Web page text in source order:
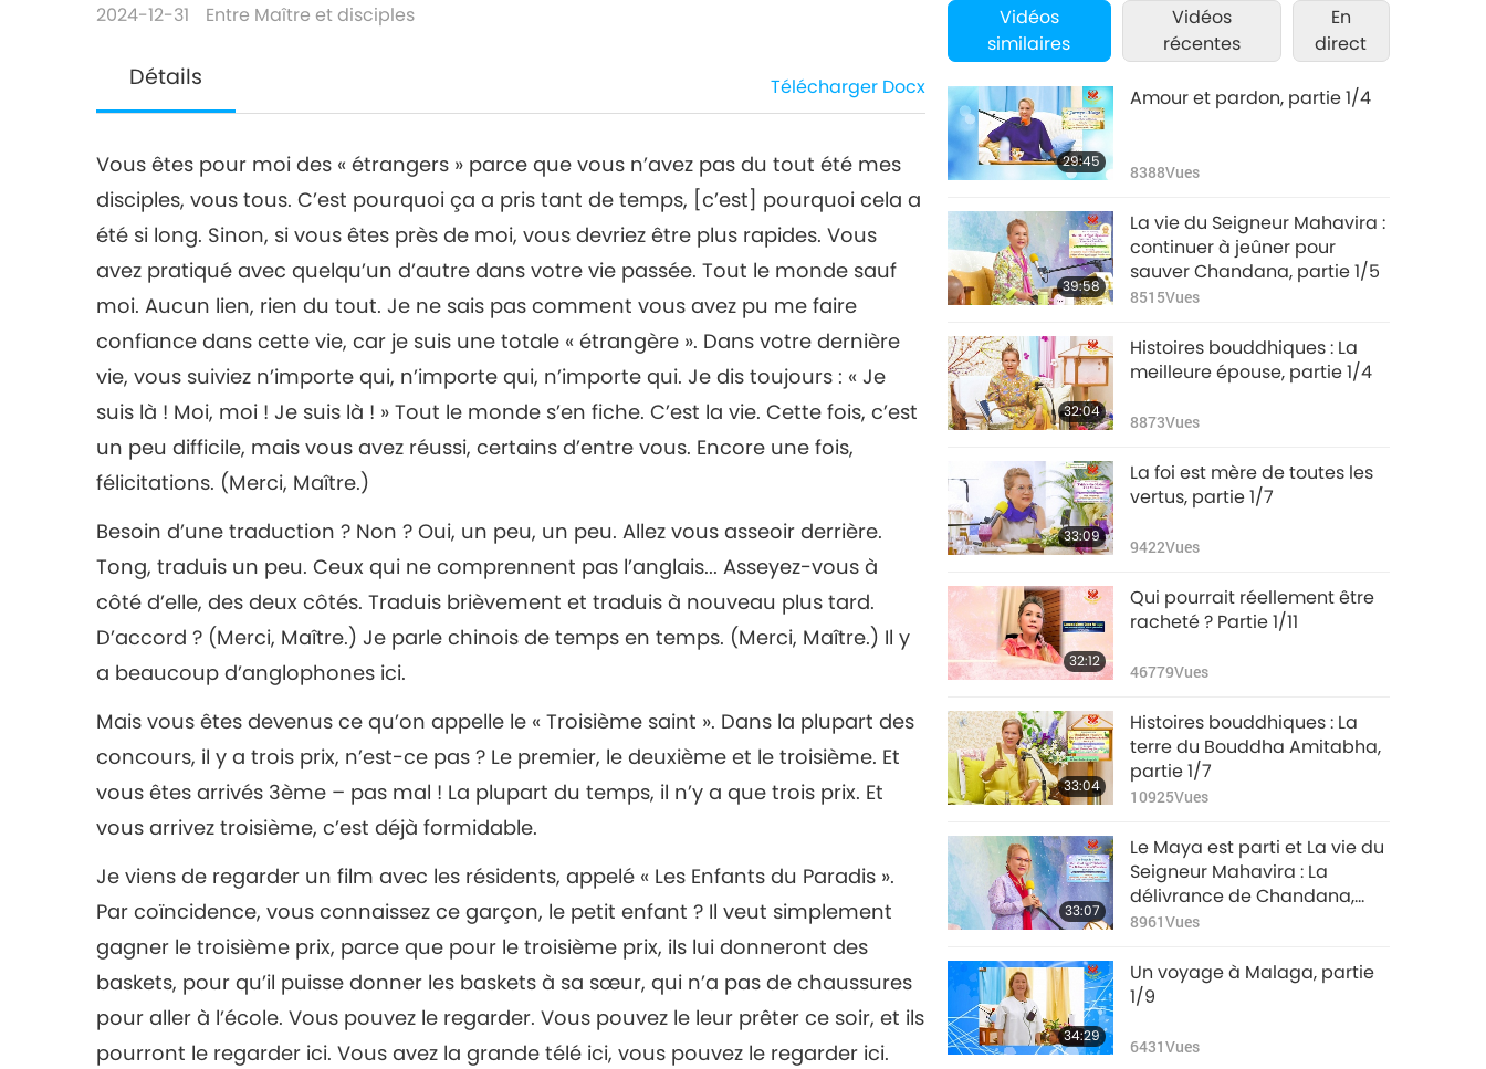
2024-12-31 Entre Maître et disciples
Détails Télécharger Docx
Vous êtes pour moi des « étrangers » parce que vous n’avez pas du tout été mes
disciples, vous tous. C’est pourquoi ça a pris tant de temps, [c’est] pourquoi cela a
été si long. Sinon, si vous êtes près de moi, vous devriez être plus rapides. Vous
avez pratiqué avec quelqu’un d’autre dans votre vie passée. Tout le monde sauf
moi. Aucun lien, rien du tout. Je ne sais pas comment vous avez pu me faire
confiance dans cette vie, car je suis une totale « étrangère ». Dans votre dernière
vie, vous suiviez n’importe qui, n’importe qui, n’importe qui. Je dis toujours : « Je
suis là ! Moi, moi ! Je suis là ! » Tout le monde s’en fiche. C’est la vie. Cette fois, c’est
un peu difficile, mais vous avez réussi, certains d’entre vous. Encore une fois,
félicitations. (Merci, Maître.)
Besoin d’une traduction ? Non ? Oui, un peu, un peu. Allez vous asseoir derrière.
Tong, traduis un peu. Ceux qui ne comprennent pas l’anglais... Asseyez-vous à
côté d’elle, des deux côtés. Traduis brièvement et traduis à nouveau plus tard.
D’accord ? (Merci, Maître.) Je parle chinois de temps en temps. (Merci, Maître.) Il y
a beaucoup d’anglophones ici.
Mais vous êtes devenus ce qu’on appelle le « Troisième saint ». Dans la plupart des
concours, il y a trois prix, n’est-ce pas ? Le premier, le deuxième et le troisième. Et
vous êtes arrivés 3ème – pas mal ! La plupart du temps, il n’y a que trois prix. Et
vous arrivez troisième, c’est déjà formidable.
Je viens de regarder un film avec les résidents, appelé « Les Enfants du Paradis ».
Par coïncidence, vous connaissez ce garçon, le petit enfant ? Il veut simplement
gagner le troisième prix, parce que pour le troisième prix, ils lui donneront des
baskets, pour qu’il puisse donner les baskets à sa sœur, qui n’a pas de chaussures
pour aller à l’école. Vous pouvez le regarder. Vous pouvez le leur prêter ce soir, et ils
pourront le regarder ici. Vous avez la grande télé ici, vous pouvez le regarder ici.
5
35:45
Les Saints du
Troisième Niveau et
5677 Vues
Vidéos
similaires
Vidéos
récentes
En
direct
29:45
Amour et pardon, partie 1/4
8388Vues
39:58
La vie du Seigneur Mahavira :
continuer à jeûner pour
sauver Chandana, partie 1/5
8515Vues
32:04
Histoires bouddhiques : La
meilleure épouse, partie 1/4
8873Vues
33:09
La foi est mère de toutes les
vertus, partie 1/7
9422Vues
32:12
Qui pourrait réellement être
racheté ? Partie 1/11
46779Vues
33:04
Histoires bouddhiques : La
terre du Bouddha Amitabha,
partie 1/7
10925Vues
33:07
Le Maya est parti et La vie du
Seigneur Mahavira : La
délivrance de Chandana,
partie 1/7
8961Vues
34:29
Un voyage à Malaga, partie
1/9
6431Vues